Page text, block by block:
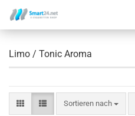
Limo / Tonic Aroma
Sortieren nach